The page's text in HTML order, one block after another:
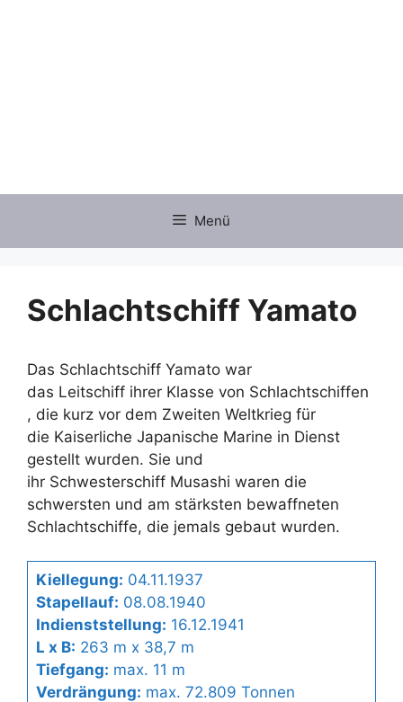
Menü
Schlachtschiff Yamato
Das Schlachtschiff Yamato war
das Leitschiff ihrer Klasse von Schlachtschiffen
, die kurz vor dem Zweiten Weltkrieg für
die Kaiserliche Japanische Marine in Dienst
gestellt wurden. Sie und
ihr Schwesterschiff Musashi waren die
schwersten und am stärksten bewaffneten
Schlachtschiffe, die jemals gebaut wurden.
Kiellegung: 04.11.1937
Stapellauf: 08.08.1940
Indienststellung: 16.12.1941
L x B: 263 m x 38,7 m
Tiefgang: max. 11 m
Verdrängung: max. 72.809 Tonnen